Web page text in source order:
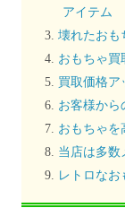
アイテム
壊れたおも
おもちゃ買
買取価格ア
お客様から
おもちゃを
当店は多数
レトロなお